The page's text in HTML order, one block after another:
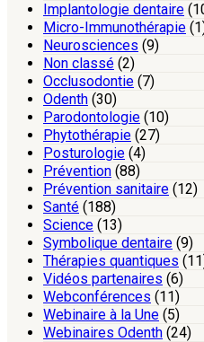
Implantologie dentaire
Micro-Immunothérapie
Neurosciences (9)
Non classé (2)
Occlusodontie (7)
Odenth (30)
Parodontologie (10)
Phytothérapie (27)
Posturologie (4)
Prévention (88)
Prévention sanitaire (12)
Santé (188)
Science (13)
Symbolique dentaire (9)
Thérapies quantiques
Vidéos partenaires (6)
Webconférences (11)
Webinaire à la Une (5)
Webinaires Odenth (24)